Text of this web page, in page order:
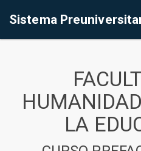
Sistema
LA